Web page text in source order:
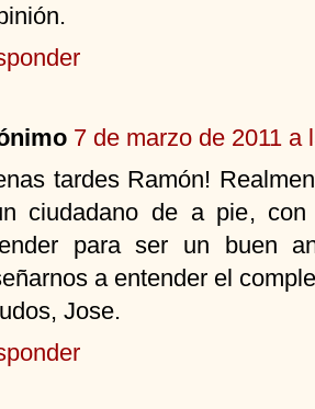
7 de marzo de 2011 a
tardes Ramón!
ciudadano de a pie, con
para ser un buen
a entender el
Jose.